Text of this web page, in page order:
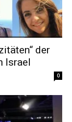
der
Israel
0